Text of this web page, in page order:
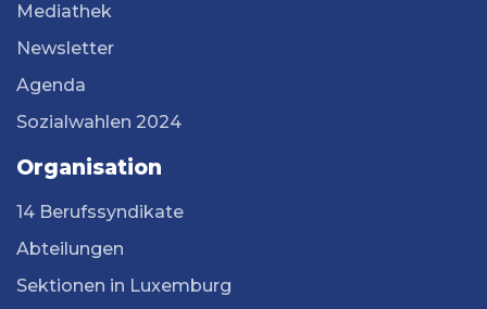
Mediathek
Newsletter
Agenda
Sozialwahlen 2024
Organisation
14 Berufssyndikate
Abteilungen
Sektionen in Luxemburg